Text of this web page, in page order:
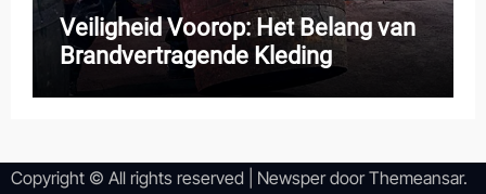
Veiligheid Voorop: Het Belang van
Brandvertragende Kleding
Copyright © All rights reserved NewsperdoorThemeansar.